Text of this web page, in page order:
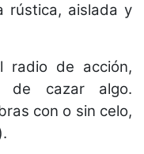
rústica, aislada y
radio de acción,
de cazar algo.
con o sin celo,